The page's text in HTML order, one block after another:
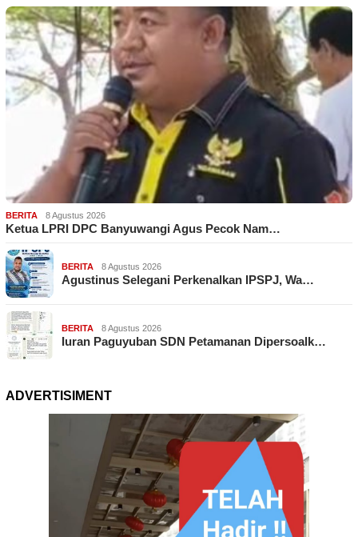
BERITA 8 Agustus 2026
Ketua LPRI DPC Banyuwangi Agus Pecok Nam…
BERITA 8 Agustus 2026
Agustinus Selegani Perkenalkan IPSPJ, Wa…
BERITA 8 Agustus 2026
Iuran Paguyuban SDN Petamanan Dipersoalk…
ADVERTISIMENT